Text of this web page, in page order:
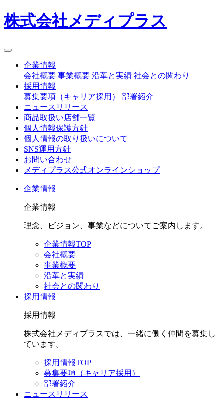
株式会社メディプラス
企業情報
会社概要 事業概要 沿革と実績 社会との関わり
採用情報
募集要項（キャリア採用）
部署紹介
ニュースリリース
商品取扱い店舗一覧
個人情報保護方針
個人情報の取り扱いについて
SNS運用方針
お問い合わせ
メディプラス公式オンラインショップ
企業情報
企業情報
理念、ビジョン、事業などについてご案内します。
企業情報TOP
会社概要
事業概要
沿革と実績
社会との関わり
採用情報
採用情報
株式会社メディプラスでは、一緒に働く仲間を募集し
ています。
採用情報TOP
募集要項（キャリア採用）
部署紹介
ニュースリリース